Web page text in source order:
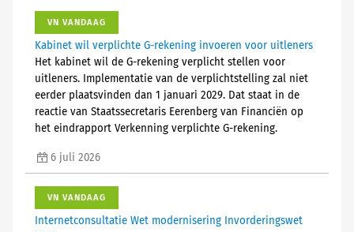
VN VANDAAG
Kabinet wil verplichte G-rekening invoeren voor uitleners
Het kabinet wil de G-rekening verplicht stellen voor
uitleners. Implementatie van de verplichtstelling zal niet
eerder plaatsvinden dan 1 januari 2029. Dat staat in de
reactie van Staatssecretaris Eerenberg van Financiën op
het eindrapport Verkenning verplichte G-rekening.
6 juli 2026
VN VANDAAG
Internetconsultatie Wet modernisering Invorderingswet